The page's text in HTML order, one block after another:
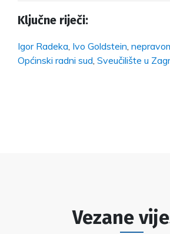
Ključne riječi:
Igor Radeka Ivo Goldstein
Općinski radni sud Sveučilište u
Vezane